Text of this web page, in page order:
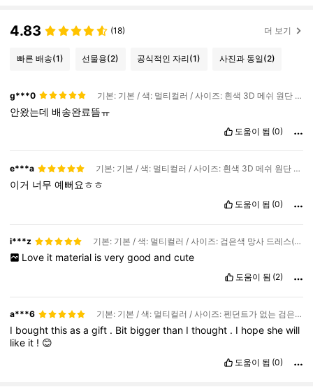
4.83 (18) 더 보기
빠른 배송(1) 선물용(2) 공식적인 자리(1) 사진과 동일(2)
g***0 기본: 기본 / 색: 멀티컬러 / 사이즈: 흰색 3D 메쉬 원단 (펜던트 없음)
안왔는데배송완료뜸ㅠ
도움이 됨 (0)
e***a 기본: 기본 / 색: 멀티컬러 / 사이즈: 흰색 3D 메쉬 원단 (펜던트 없음)
이거 너무예뻐요ㅎㅎ
도움이 됨 (0)
i***z 기본: 기본 / 색: 멀티컬러 / 사이즈: 검은색 망사 드레스(펜던트 포함)를 들고 있는 모습
Love it material is very good and cute
도움이 됨 (2)
a***6 기본: 기본 / 색: 멀티컬러 / 사이즈: 펜던트가 없는 검은색 망사 드레스를 들고 있는 모습
I boughtthisasagift . Bit biggerthan Ithought . I hopeshewill
like it ! 😊
도움이 됨 (0)